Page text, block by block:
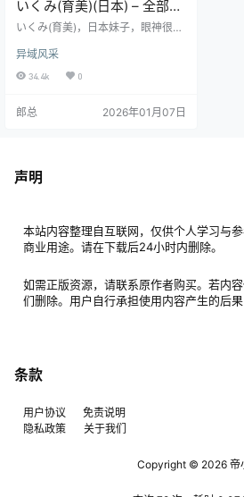
いくみ(育美)(日本) – 全部63
期图片作品合集
いくみ(育美)，日本妹子，眼神很有
收起/展开） [2026.1.7] 063.いくみ
– [Fantia] 2021年09月合集 [129P5
4GB] [2026.1.2] 061.いくみ – [Fant
异域风采
34.4k 0
郎总 2026年01月07日
声明
本站内容整理自互联网，仅供个人学习与
商业用途。请在下载后24小时内删除。
如需正版资源，请联系原作者购买。若内
们删除。用户自行承担使用内容产生的后果
条款
用户协议
免责说明
隐私政策
关于我们
Copyright © 2026 帝